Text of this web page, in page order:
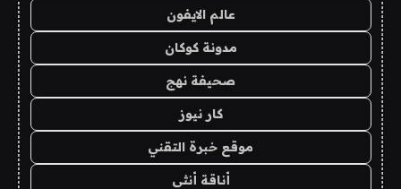
عالم الايفون
مدونة كوكان
صحيفة نهج
كار نيوز
موقع خبرة التقني
أناقة أنثى